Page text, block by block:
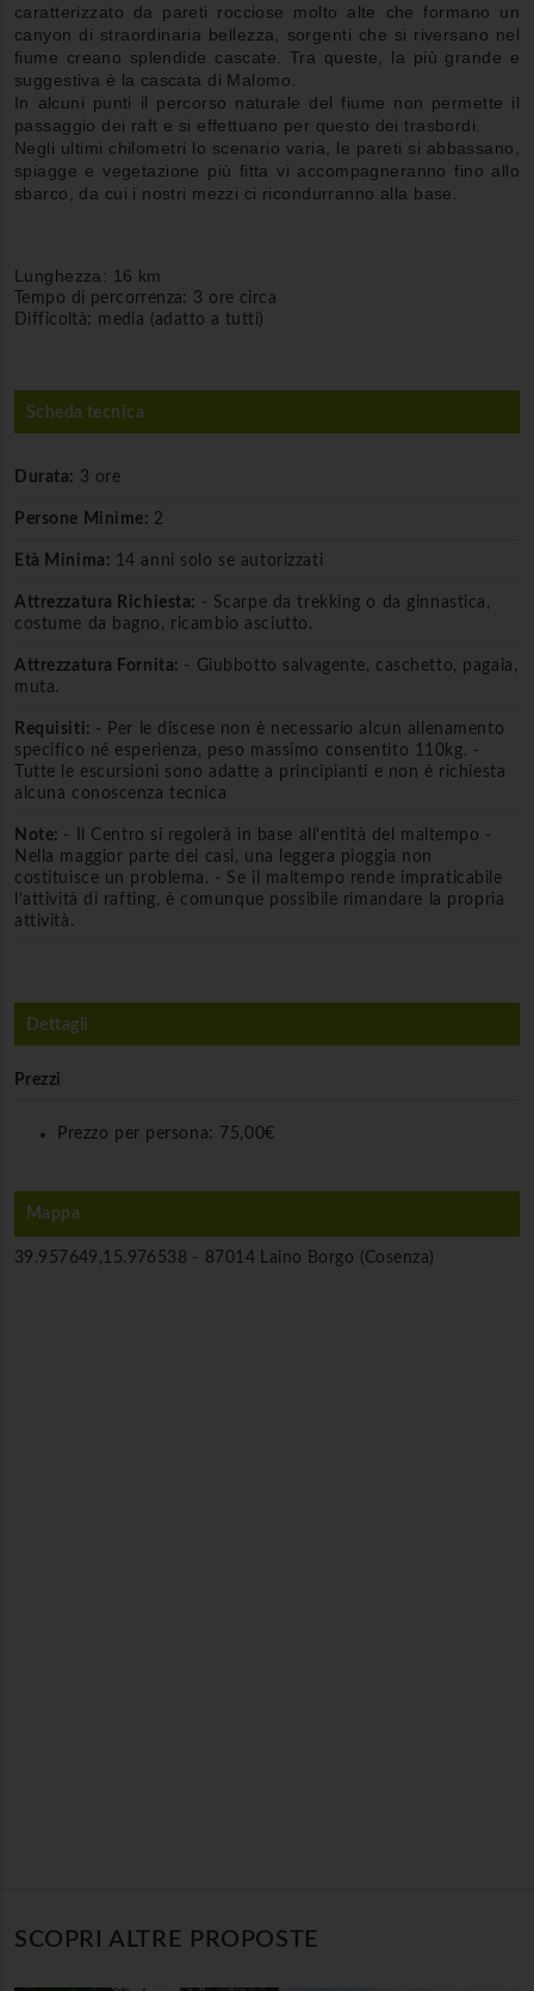
caratterizzato da pareti rocciose molto alte che formano un
canyon di straordinaria bellezza, sorgenti che si riversano nel
fiume creano splendide cascate. Tra queste, la più grande e
suggestiva è la cascata di Malomo.
In alcuni punti il percorso naturale del fiume non permette il
passaggio dei raft e si effettuano per questo dei trasbordi.
Negli ultimi chilometri lo scenario varia, le pareti si abbassano,
spiagge e vegetazione più fitta vi accompagneranno fino allo
sbarco, da cui i nostri mezzi ci ricondurranno alla base.
Lunghezza: 16 km
Tempo di percorrenza: 3 ore circa
Difficoltà: media (adatto a tutti)
Scheda tecnica
Durata: 3 ore
Persone Minime: 2
Età Minima: 14 anni solo se autorizzati
Attrezzatura Richiesta: - Scarpe da trekking o da ginnastica,
costume da bagno, ricambio asciutto.
Attrezzatura Fornita: - Giubbotto salvagente, caschetto, pagaia,
muta.
Requisiti: - Per le discese non è necessario alcun allenamento
specifico né esperienza, peso massimo consentito 110kg. -
Tutte le escursioni sono adatte a principianti e non è richiesta
alcuna conoscenza tecnica
Note: - Il Centro si regolerà in base all'entità del maltempo -
Nella maggior parte dei casi, una leggera pioggia non
costituisce un problema. - Se il maltempo rende impraticabile
l'attività di rafting, è comunque possibile rimandare la propria
attività.
Dettagli
Prezzi
Prezzo per persona: 75,00€
Mappa
39.957649,15.976538 - 87014 Laino Borgo (Cosenza)
SCOPRI ALTRE PROPOSTE